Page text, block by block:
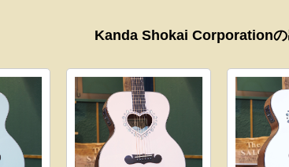
Kanda Shokai Corporationの